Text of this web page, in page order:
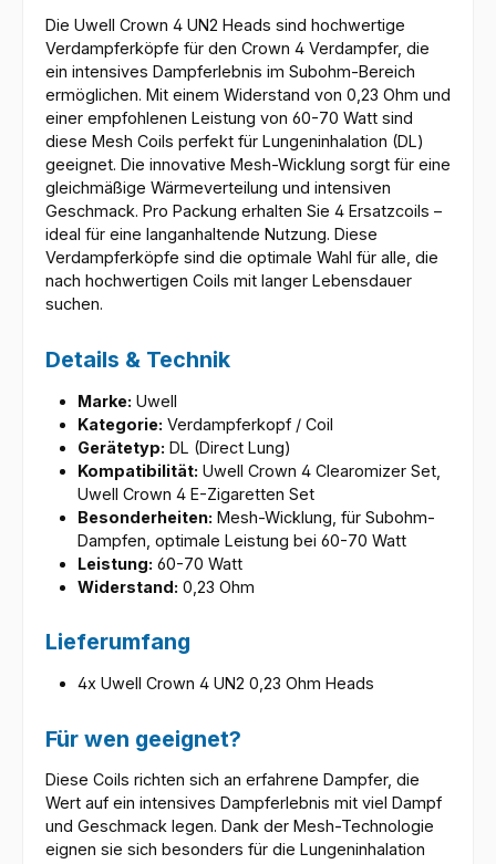
Die Uwell Crown 4 UN2 Heads sind hochwertige
Verdampferköpfe für den Crown 4 Verdampfer, die
ein intensives Dampferlebnis im Subohm-Bereich
ermöglichen. Mit einem Widerstand von 0,23 Ohm und
einer empfohlenen Leistung von 60-70 Watt sind
diese Mesh Coils perfekt für Lungeninhalation (DL)
geeignet. Die innovative Mesh-Wicklung sorgt für eine
gleichmäßige Wärmeverteilung und intensiven
Geschmack. Pro Packung erhalten Sie 4 Ersatzcoils –
ideal für eine langanhaltende Nutzung. Diese
Verdampferköpfe sind die optimale Wahl für alle, die
nach hochwertigen Coils mit langer Lebensdauer
suchen.
Details & Technik
Marke: Uwell
Kategorie: Verdampferkopf / Coil
Gerätetyp: DL (Direct Lung)
Kompatibilität: Uwell Crown 4 Clearomizer Set,
Uwell Crown 4 E-Zigaretten Set
Besonderheiten: Mesh-Wicklung, für Subohm-
Dampfen, optimale Leistung bei 60-70 Watt
Leistung: 60-70 Watt
Widerstand: 0,23 Ohm
Lieferumfang
4x Uwell Crown 4 UN2 0,23 Ohm Heads
Für wen geeignet?
Diese Coils richten sich an erfahrene Dampfer, die
Wert auf ein intensives Dampferlebnis mit viel Dampf
und Geschmack legen. Dank der Mesh-Technologie
eignen sie sich besonders für die Lungeninhalation